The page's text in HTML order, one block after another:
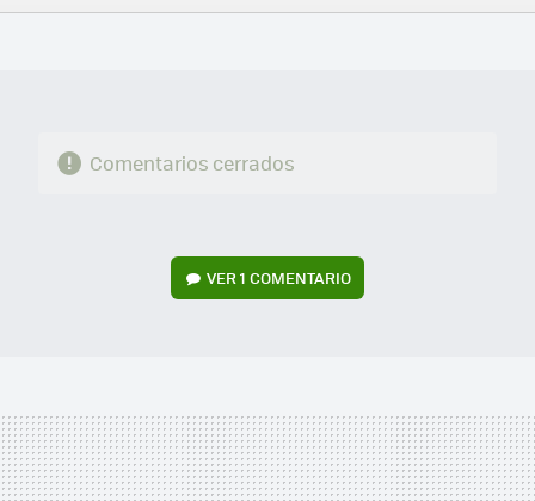
FACEBOOK
TWITTERFLIPBOARD
E-
WHATSAPP
Comentarios cerrados
VER1 COMENTARIO